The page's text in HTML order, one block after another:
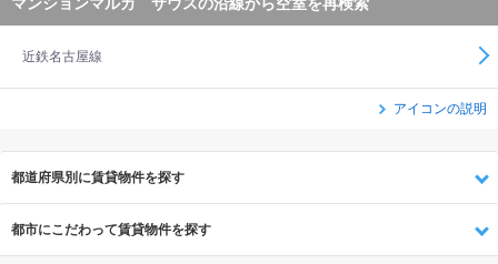
近鉄名古屋線
アイコンの説明
都道府県別に賃貸物件を探す
都市にこだわって賃貸物件を探す